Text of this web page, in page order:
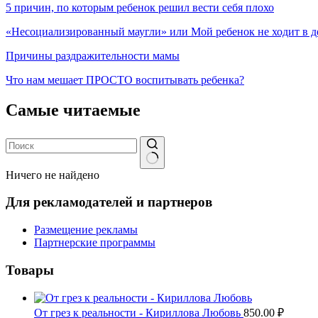
5 причин, по которым ребенок решил вести себя плохо
«Несоциализированный маугли» или Мой ребенок не ходит в
Причины раздражительности мамы
Что нам мешает ПРОСТО воспитывать ребенка?
Самые читаемые
Ничего не найдено
Для рекламодателей и партнеров
Размещение рекламы
Партнерские программы
Товары
От грез к реальности - Кириллова Любовь 850.00 ₽